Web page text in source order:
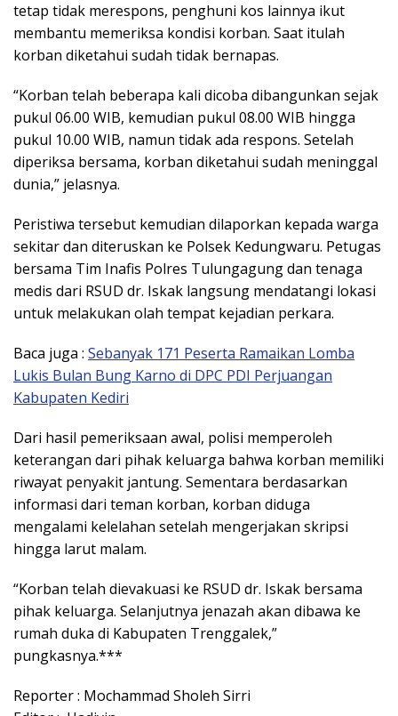
tetap tidak merespons, penghuni kos lainnya ikut
membantu memeriksa kondisi korban. Saat itulah
korban diketahui sudah tidak bernapas.
“Korban telah beberapa kali dicoba dibangunkan sejak
pukul 06.00 WIB, kemudian pukul 08.00 WIB hingga
pukul 10.00 WIB, namun tidak ada respons. Setelah
diperiksa bersama, korban diketahui sudah meninggal
dunia,” jelasnya.
Peristiwa tersebut kemudian dilaporkan kepada warga
sekitar dan diteruskan ke Polsek Kedungwaru. Petugas
bersama Tim Inafis Polres Tulungagung dan tenaga
medis dari RSUD dr. Iskak langsung mendatangi lokasi
untuk melakukan olah tempat kejadian perkara.
Baca juga : Sebanyak 171 Peserta Ramaikan Lomba
Lukis Bulan Bung Karno di DPC PDI Perjuangan
Kabupaten Kediri
Dari hasil pemeriksaan awal, polisi memperoleh
keterangan dari pihak keluarga bahwa korban memiliki
riwayat penyakit jantung. Sementara berdasarkan
informasi dari teman korban, korban diduga
mengalami kelelahan setelah mengerjakan skripsi
hingga larut malam.
“Korban telah dievakuasi ke RSUD dr. Iskak bersama
pihak keluarga. Selanjutnya jenazah akan dibawa ke
rumah duka di Kabupaten Trenggalek,”
pungkasnya.***
Reporter : Mochammad Sholeh Sirri